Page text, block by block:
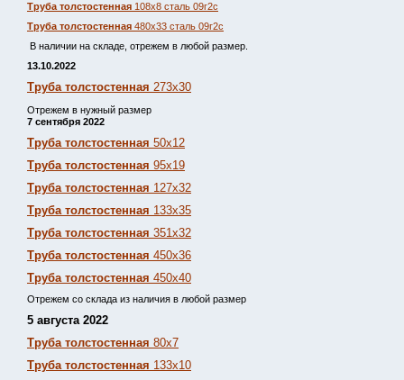
Труба толстостенная 108х8 сталь 09г2с
Труба толстостенная 480х33 сталь 09г2с
В наличии на складе, отрежем в любой размер.
13.10.2022
Труба толстостенная 273х30
Отрежем в нужный размер
7 сентября 2022
Труба толстостенная 50х12
Труба толстостенная 95х19
Труба толстостенная 127х32
Труба толстостенная 133х35
Труба толстостенная 351х32
Труба толстостенная 450х36
Труба толстостенная 450х40
Отрежем со склада из наличия в любой размер
5 августа 2022
Труба толстостенная 80х7
Труба толстостенная 133х10